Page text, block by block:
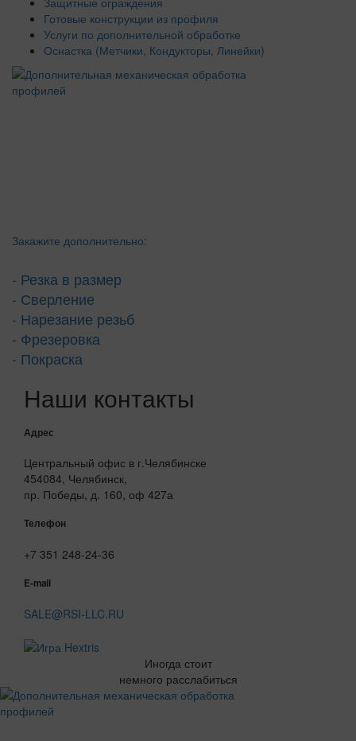
Готовые конструкции из профиля
Услуги по дополнительной обработке
Оснастка (Метчики, Кондукторы, Линейки)
Закажите дополнительно:
- Резка в размер
- Сверление
- Нарезание резьб
- Фрезеровка
- Покраска
Наши контакты
Адрес
Центральный офис в г.Челябинске
454084, Челябинск,
пр. Победы, д. 160, оф 427а
Телефон
+7 351 248-24-36
E-mail
SALE@RSI-LLC.RU
Иногда стоит
немного расслабиться